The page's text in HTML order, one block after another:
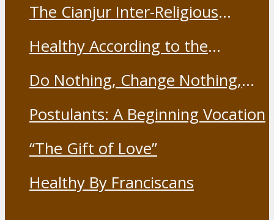
The Cianjur Inter-Religious
19 Vaccine
Healthy According to the
Do Nothing, Change Nothing,
Postulants: A Beginning Vocation
“The Gift of Love”
Healthy By Franciscans